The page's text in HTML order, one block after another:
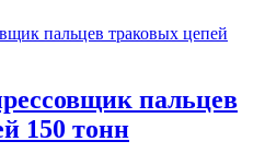
пальцев
150 тонн